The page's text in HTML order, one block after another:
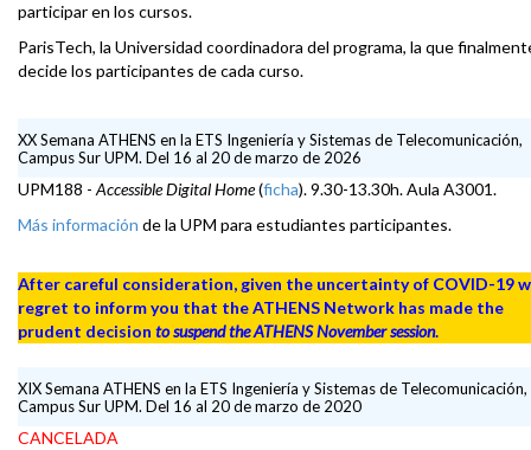
participar en los cursos.
ParisTech, la Universidad coordinadora del programa, la que
decide los participantes de cada curso.
XX Semana ATHENS en la ETS Ingeniería y Sistemas de Telecomunicación,
Campus Sur UPM. Del 16 al 20 de marzo de 2026
UPM188 -Accessible Digital Home(ficha). 9.30-13.30h. Aula A3001.
Más información de la UPM para estudiantes participantes.
After careful consideration, given the uncertainty of COVID-19
regret to inform you that the ATHENS Network has made the
prudent decision to suspend the ATHENS November session.
XIX Semana ATHENS en la ETS Ingeniería y Sistemas de Telecomunicación,
Campus Sur UPM. Del 16 al 20 de marzo de 2020
CANCELADA